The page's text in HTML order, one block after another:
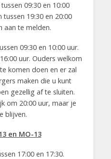
09:30 en 10:00
19:30 en 20:00
aan te melden.
09:30 en 10:00 uur.
uur. Ouders welkom
komen doen en er zal
maken die u kunt
gezellig af te sluiten.
om 20:00 uur, maar je
blijven.
en MO-13
17:00 en 17:30.